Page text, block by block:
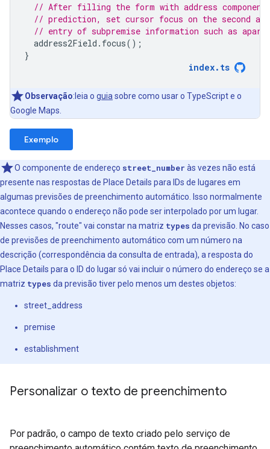
// After filling the form with address components
// prediction, set cursor focus on the second
// entry of subpremise information such as
address2Field . focus();
}
index. ts
Observação:leia o guia sobre como usar o TypeScript e o
Google Maps.
Exemplo
O componente de endereço street_number às vezes não está
presente nas respostas de Place Details para IDs de lugares em
algumas previsões de preenchimento automático. Isso normalmente
acontece quando o endereço não pode ser interpolado por um lugar.
Nesses casos, "route" vai constar na matriz types da previsão. No caso
de previsões de preenchimento automático com um número na
descrição (correspondência da consulta de entrada), a resposta do
Place Details para o ID do lugar só vai incluir o número do endereço se a
matriz types da previsão tiver pelo menos um destes objetos:
street_address
premise
establishment
Personalizar o texto de preenchimento
Por padrão, o campo de texto criado pelo serviço de